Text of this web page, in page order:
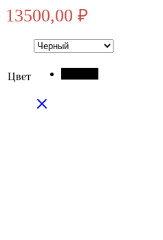
13500,00 ₽
Цвет